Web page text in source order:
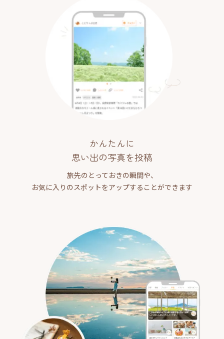
かんたんに
思い出の写真を投稿
旅先のとっておきの瞬間や、
お気に入りのスポットをアップすることができます